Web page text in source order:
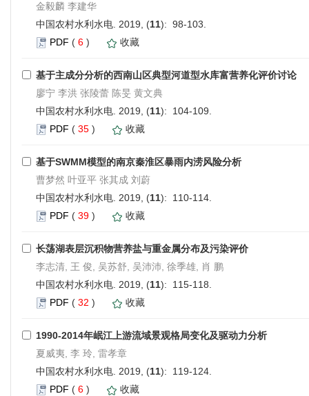
金毅麟 李建华
中国农村水利水电. 2019, (11): 98-103.
PDF ( 6 ) 收藏
基于主成分分析的西南山区典型河道型水库富营养化评价讨论
廖宁 李洪 张陵蕾 陈旻 黄文典
中国农村水利水电. 2019, (11): 104-109.
PDF ( 35 ) 收藏
基于SWMM模型的南京秦淮区暴雨内涝风险分析
曹梦然 叶亚平 张其成 刘蔚
中国农村水利水电. 2019, (11): 110-114.
PDF ( 39 ) 收藏
长荡湖表层沉积物营养盐与重金属分布及污染评价
李志清, 王 俊, 吴苏舒, 吴沛沛, 徐季雄, 肖 鹏
中国农村水利水电. 2019, (11): 115-118.
PDF ( 32 ) 收藏
1990-2014年岷江上游流域景观格局变化及驱动力分析
夏威夷, 李 玲, 雷孝章
中国农村水利水电. 2019, (11): 119-124.
PDF ( 6 ) 收藏